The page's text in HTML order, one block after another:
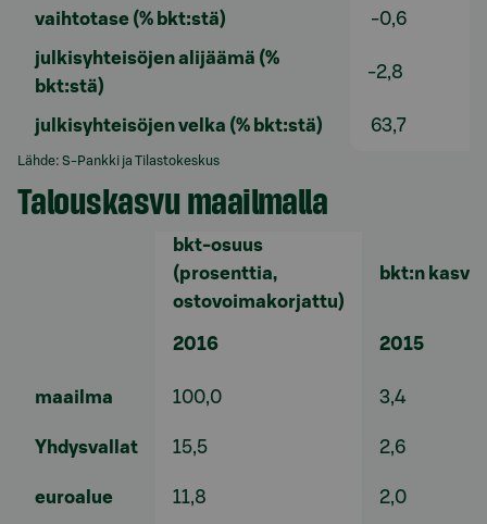
vaihtotase (% bkt:stä) -0,6
julkisyhteisöjen alijäämä (%
bkt:stä)
-2,8
julkisyhteisöjen velka (% bkt:stä) 63,7
Lähde: S-Pankki ja Tilastokeskus
Talouskasvu maailmalla
bkt-osuus
(prosenttia,
ostovoimakorjattu)
bkt:n
2016 2015
maailma 100,0 3,4
Yhdysvallat 15,5 2,6
euroalue 11,8 2,0